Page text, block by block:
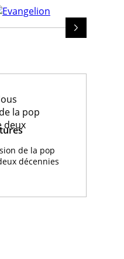
de la pop
décennies